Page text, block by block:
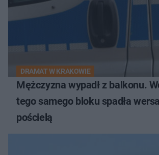
DRAMAT W KRAKOWIE
Mężczyzna wypadł z balkonu.
tego samego bloku spadła
pościelą